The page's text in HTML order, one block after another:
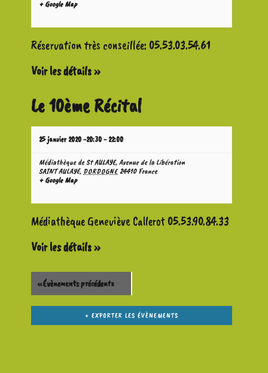
+ Google Map
Réservation très conseillée: 05.53.03.54.61
Voir les détails »
Le 10ème Récital
25 janvier 2020 -20:30-22:00
Médiathèque de St AULAYE,Avenue de la Libération
SAINT AULAYE, DORDOGNE24410 France
+ Google Map
Médiathèque Geneviève Callerot 05.53.90.84.33
Voir les détails »
«Évènements précédents
+ EXPORTER LES ÉVÈNEMENTS